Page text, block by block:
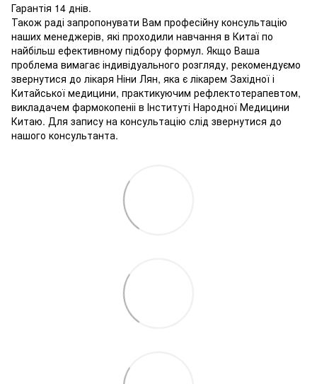
Гарантія 14 днів.
Також раді запропонувати Вам професійну консультацію
наших менеджерів, які проходили навчання в Китаї по
найбільш ефективному підбору формул. Якщо Ваша
проблема вимагає індивідуального розгляду, рекомендуємо
звернутися до лікаря Ніни Лян, яка є лікарем Західної і
Китайської медицини, практикуючим рефлектотерапевтом,
викладачем фармокопеніі в Інституті Народної Медицини
Китаю. Для запису на консультацію слід звернутися до
нашого консультанта.